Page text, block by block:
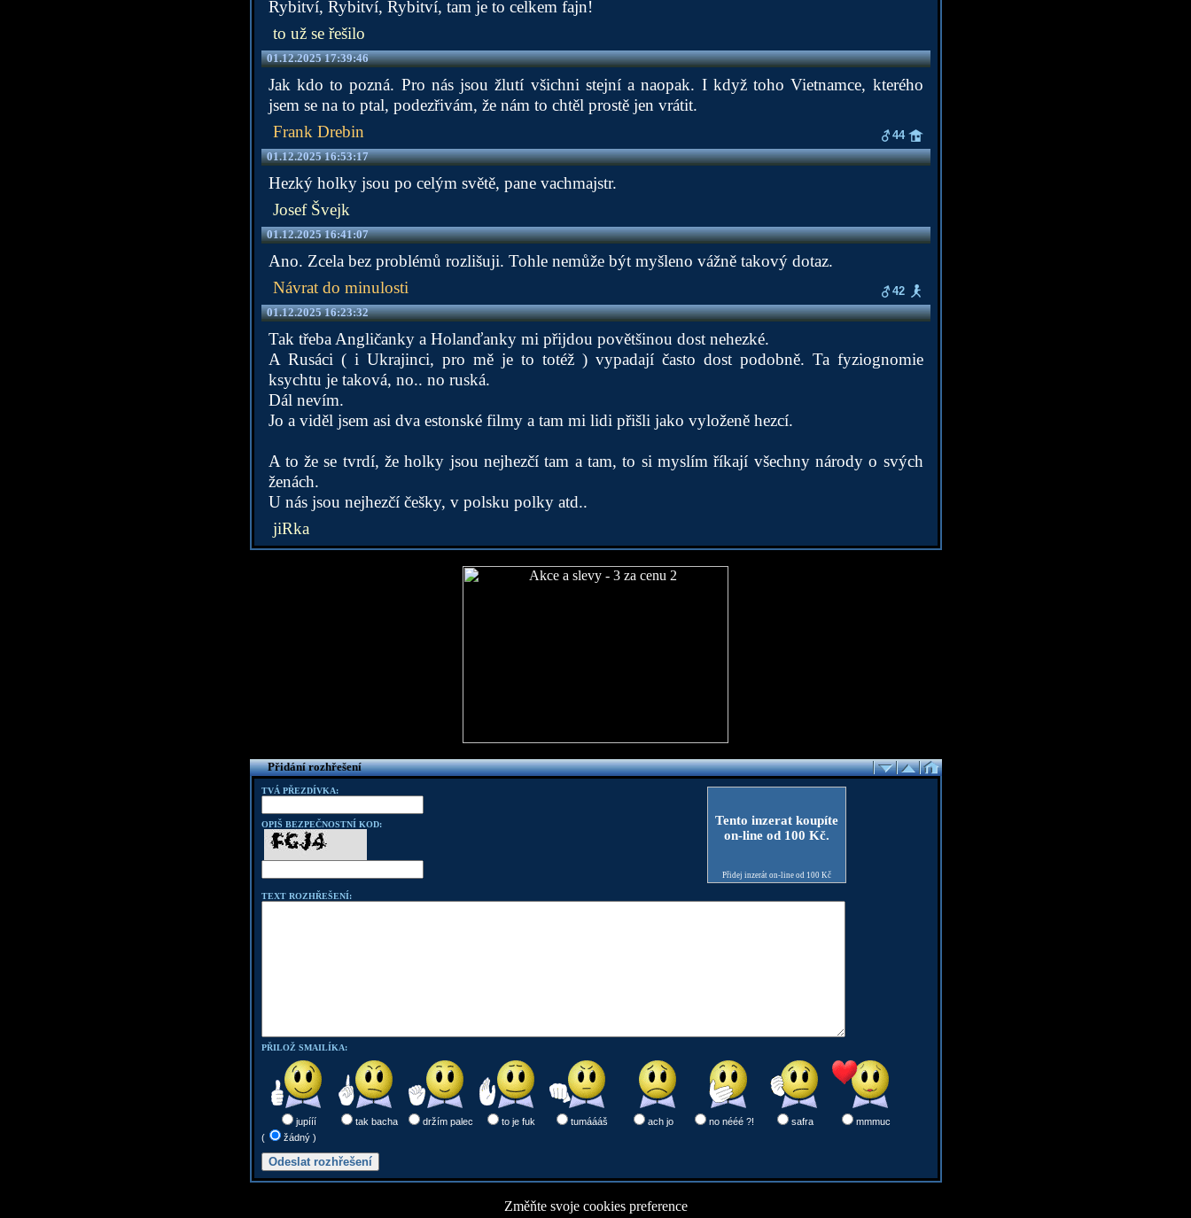
Rybitví, Rybitví, Rybitví, tam je to celkem fajn!
to už se řešilo
01.12.2025 17:39:46
Jak kdo to pozná. Pro nás jsou žlutí všichni stejní a naopak. I když toho Vietnamce, kterého
jsem se na to ptal, podezřivám, že nám to chtěl prostě jen vrátit.
Frank Drebin
44
01.12.2025 16:53:17
Hezký holky jsou po celým světě, pane vachmajstr.
Josef Švejk
01.12.2025 16:41:07
Ano. Zcela bez problémů rozlišuji. Tohle nemůže být myšleno vážně takový dotaz.
Návrat do minulosti
42
01.12.2025 16:23:32
Tak třeba Angličanky a Holanďanky mi přijdou povětšinou dost nehezké.
A Rusáci ( i Ukrajinci, pro mě je to totéž ) vypadají často dost podobně. Ta fyziognomie
ksychtu je taková, no.. no ruská.
Dál nevím.
Jo a viděl jsem asi dva estonské filmy a tam mi lidi přišli jako vyloženě hezcí.
A to že se tvrdí, že holky jsou nejhezčí tam a tam, to si myslím říkají všechny národy o svých
ženách.
U nás jsou nejhezčí češky, v polsku polky atd..
jiRka
Přidání rozhřešení
TVÁ PŘEZDÍVKA:
OPIŠ BEZPEČNOSTNÍ KOD:
Tento inzerat koupíte
on-line od 100 Kč.
Přidej inzerát on-line od 100 Kč
TEXT ROZHŘEŠENÍ:
PŘILOŽ SMAILÍKA:
jupííí tak bacha držím palec to je fuk tumáááš ach jo no nééé ?! safra
mmmuc
(
žádný )
Změňte svoje cookies preference